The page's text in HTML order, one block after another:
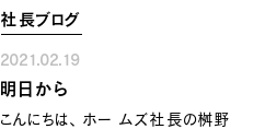
になるために共に顔晴りましょう
今日はまたあったかくて いい
お天気の一日でしたね〜 そん
な気候に追ていけていないのか
なんとなく 身体がダル重い
社長ブログ
2021.02.19
明日から
こんにちは、 ホー ムズ社長の桝野